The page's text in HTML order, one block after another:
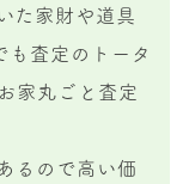
た家財や道具
も査定のトータ
家丸ごと査定
るので高い価